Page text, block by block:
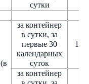
сутки
(в
за контейнер
в сутки, за
первые 30
календарных
суток
1
за контейнер